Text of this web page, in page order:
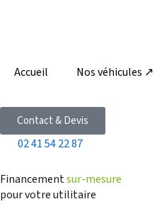
Accueil
Nos véhicules ↗
Contact & Devis
02 41 54 22 87
Financementsur-mesure
pour votre utilitaire